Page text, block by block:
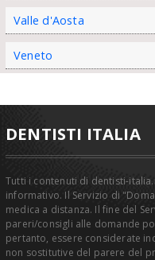
Valle d'Aosta
Veneto
DENTISTI ITALIA
Tutti i contenuti di dentisti-
informativo. Il Servizio di
medica a distanza. Il fine del
pareri/consigli alle domande
pertanto, essere considerate
non sostitutive del parere del